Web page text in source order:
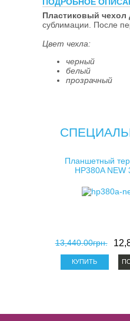
Пластиковый чехол
сублимации. После
Цвет чехла:
черный
белый
прозрачный
Планшетный
HP380A NEW
13,440.00грн.